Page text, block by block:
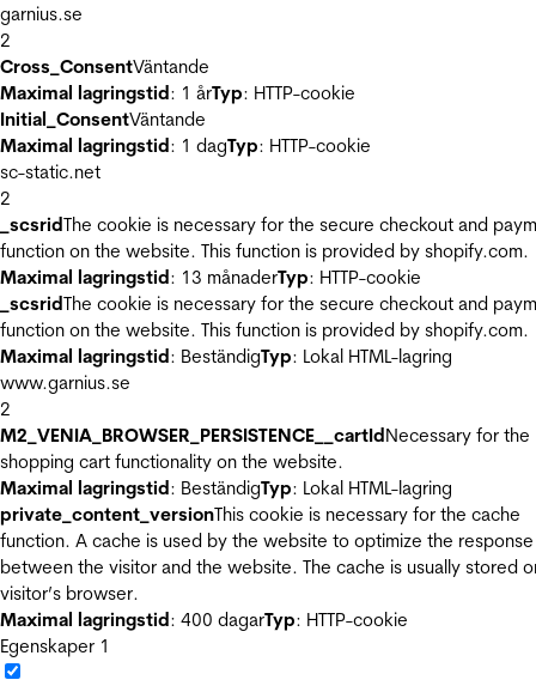
garnius.se
2
Cross_ConsentVäntande
Maximal lagringstid: 1 årTyp: HTTP-cookie
Initial_ConsentVäntande
Maximal lagringstid: 1 dagTyp: HTTP-cookie
sc-static.net
2
_scsridThe cookie is necessary for the secure checkout and
function on the website. This function is provided by shopify.com.
Maximal lagringstid: 13 månaderTyp: HTTP-cookie
_scsridThe cookie is necessary for the secure checkout and
function on the website. This function is provided by shopify.com.
Maximal lagringstid: BeständigTyp: Lokal HTML-lagring
www.garnius.se
2
M2_VENIA_BROWSER_PERSISTENCE__cartIdNecessary for the
shopping cart functionality on the website.
Maximal lagringstid: BeständigTyp: Lokal HTML-lagring
private_content_versionThis cookie is necessary for the cache
function. A cache is used by the website to optimize the
between the visitor and the website. The cache is usually stored
visitor’s browser.
Maximal lagringstid: 400 dagarTyp: HTTP-cookie
Egenskaper 1